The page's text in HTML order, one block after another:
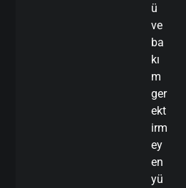
ü
ve
ba
kı
m
ger
ekt
irm
ey
en
yü